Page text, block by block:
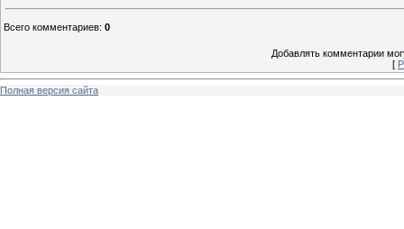
Всего комментариев: 0
Добавлять комментарии
[
Полная версия сайта